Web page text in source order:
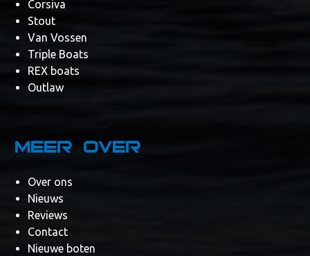
Corsiva
Stout
Van Vossen
Triple Boats
REX boats
Outlaw
Meer over
Over ons
Nieuws
Reviews
Contact
Nieuwe boten